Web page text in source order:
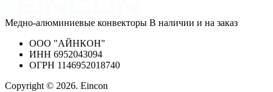
Медно-алюминиевые конвекторы В наличии и на заказ
ООО "АЙНКОН"
ИНН 6952043094
ОГРН 1146952018740
Copyright © 2026. Eincon